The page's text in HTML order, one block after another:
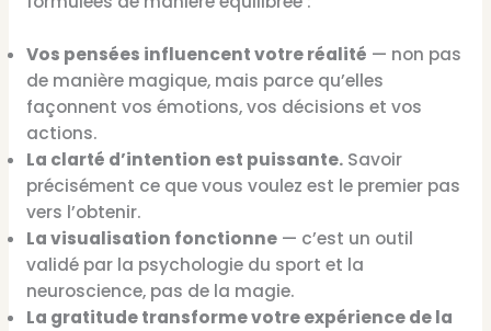
Vos pensées influencent votre réalité — non pas
de manière magique, mais parce qu’elles
façonnent vos émotions, vos décisions et vos
actions.
La clarté d’intention est puissante.Savoir
précisément ce que vous voulez est le premier pas
vers l’obtenir.
La visualisation fonctionne— c’est un outil
validé par la psychologie du sport et la
neuroscience, pas de la magie.
La gratitude transforme votre expérience de la